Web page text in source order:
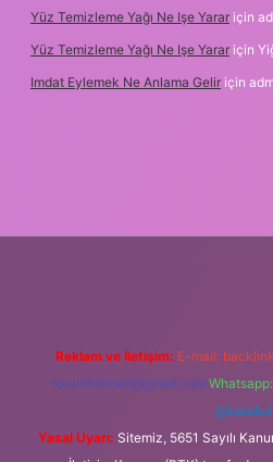
Yüz Temizleme Yağı Ne Işe Yarar için
Yüz Temizleme Yağı Ne Işe Yarar için
Imdat Eylemek Ne Anlama Gelir için
Reklam ve İletişim: E-mail:
forumhizmeti@gmail.com
@karabul
Yasal Uyarı: Sitemiz, 5651 Sayılı